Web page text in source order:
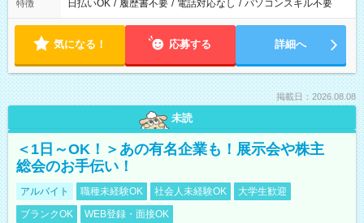
特徴 日払いOK / 履歴書不要 / 電話対応なし / パソコンスキル不要
気になる！ 応募する 詳細へ
掲載日：2026.08.08
未読
＜1日～OK！＞あの有名企業も！展示会や株主
総会のお手伝い！
アルバイト 職種未経験OK 社会人未経験OK
大学生歓迎
ブランクOK
WEB登録・面接OK